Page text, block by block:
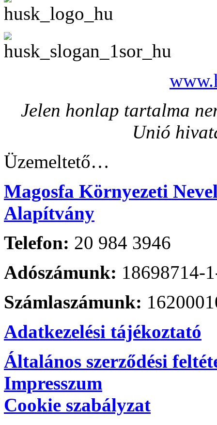
Jelen honlap tartalma
Unió
Üzemeltető…
Magosfa Környezeti
Alapítvány
Telefon: 20 984 3946
Adószámunk: 18698714-
Számlaszámunk:
Adatkezelési tájékoztató
Általános szerződési
Impresszum
Cookie szabályzat